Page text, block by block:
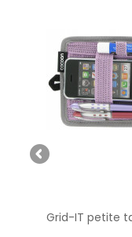
Grid-IT petite